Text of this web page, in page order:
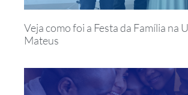
Veja como foi a Festa da Família na
Mateus